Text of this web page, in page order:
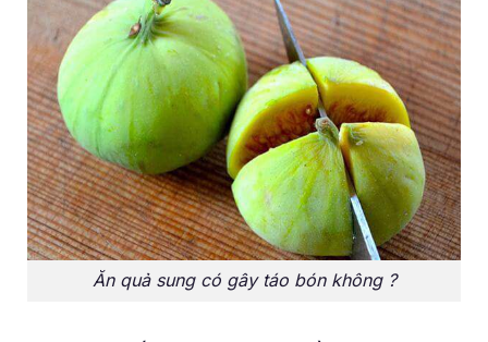
Ăn quả sung có gây táo bón không ?